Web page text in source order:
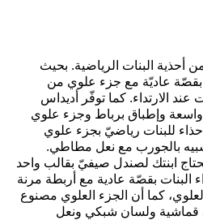
أحذية البنات الرياضية. بحيث
بقصّة عاديّة مع جزء علوي من
الارتداء. كما توفّر أديداس
وإطباق برباط وجزء علوي
للبنات رياضيّ بجزء علوي
بالجورب مع نعل مطاطي.
ابنتك لصندل صيفيّ بقالب واحد
البنات بقصّة عادية مع أربطة مرنة
كما أن الجزء العلوي مصنوع
قماشية ولسان شبكي ونعل